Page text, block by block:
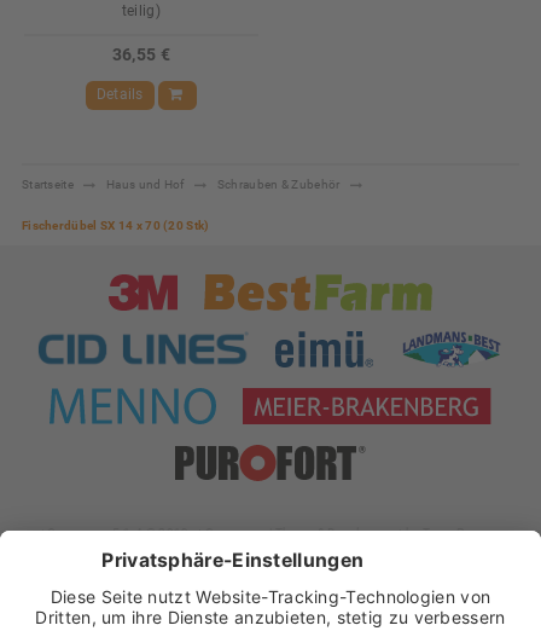
teilig)
36,55 €
Details
Startseite Haus und Hof Schrauben & Zubehör
Fischerdübel SX 14 x 70 (20 Stk)
xt:Commerce 5.1.4 © 2019 xt:Commerce| Theme & Development byTeam Progress